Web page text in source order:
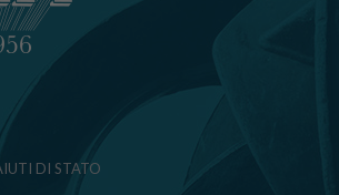
DI STATO